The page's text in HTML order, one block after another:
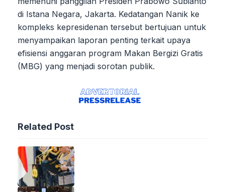
di Istana Negara, Jakarta. Kedatangan Nanik ke
kompleks kepresidenan tersebut bertujuan untuk
menyampaikan laporan penting terkait upaya
efisiensi anggaran program Makan Bergizi Gratis
(MBG) yang menjadi sorotan publik.
Related Post